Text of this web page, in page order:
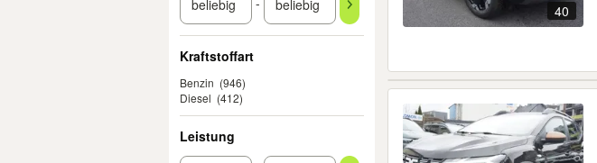
Kraftstoffart
Benzin (946)
Diesel (412)
Leistung
40